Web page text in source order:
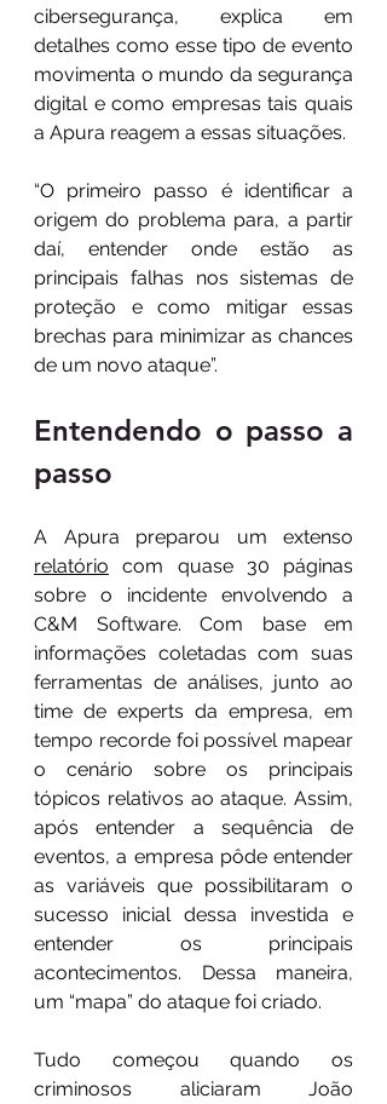
cibersegurança, explica em
detalhes como esse tipo de evento
movimenta o mundo da segurança
digital e como empresas tais quais
a Apura reagem a essas situações.
“O primeiro passo é identificar a
origem do problema para, a partir
daí, entender onde estão as
principais falhas nos sistemas de
proteção e como mitigar essas
brechas para minimizar as chances
de um novo ataque”.
Entendendo o passo a
passo
relatório com quase 30 páginas
sobre o incidente envolvendo a
C&M Software. Com base em
informações coletadas com suas
ferramentas de análises, junto ao
time de experts da empresa, em
tempo recorde foi possível mapear
o cenário sobre os principais
tópicos relativos ao ataque. Assim,
após entender a sequência de
eventos, a empresa pôde entender
as variáveis que possibilitaram o
sucesso inicial dessa investida e
entender os principais
acontecimentos. Dessa maneira,
um “mapa” do ataque foi criado.
Tudo começou quando os
criminosos aliciaram João